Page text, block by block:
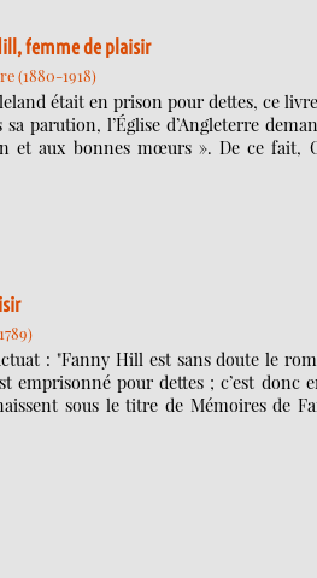
femme de plaisir
(1880-1918)
était en prison pour dettes, ce
parution, l’Église d’Angleterre
et aux bonnes mœurs ». De ce fait,
: "Fanny Hill est sans doute le
emprisonné pour dettes ; c’est
sous le titre de Mémoires de